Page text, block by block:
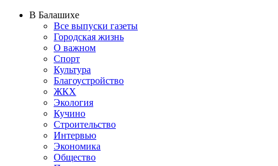
В Балашихе
Все выпуски газеты
Городская жизнь
О важном
Спорт
Культура
Благоустройство
ЖКХ
Экология
Кучино
Строительство
Интервью
Экономика
Общество